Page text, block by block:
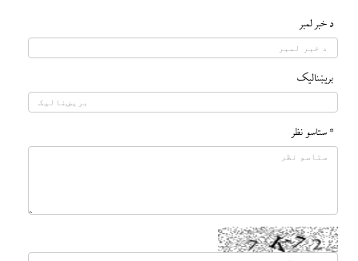
د خبر لمبر
بريښناليک
* ستاسو نظر